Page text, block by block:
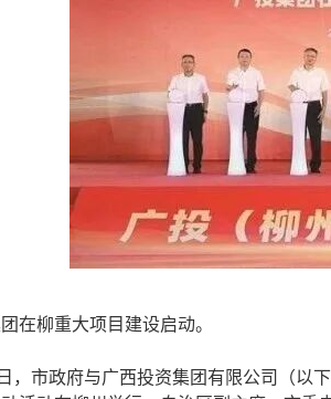
柳重大项目建设启动。
市政府与广西投资集团有限公司（以下